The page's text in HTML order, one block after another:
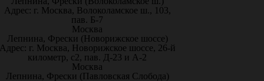
Адрес: г. Москва, Волоколамское ш., 103,
пав. Б-7
Москва
Лепнина, Фрески (Новорижское шоссе)
г. Москва, Новорижское шоссе, 26-й
километр, с2, пав. Д-23 и А-2
Москва
Лепнина, Фрески (Павловская Слобода)